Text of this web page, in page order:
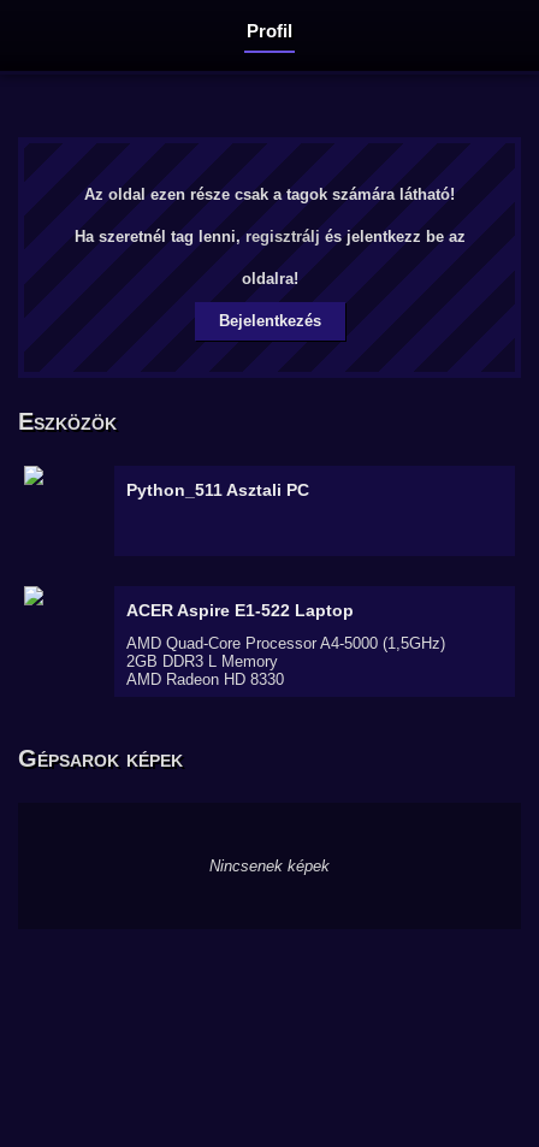
Profil
Az oldal ezen része csak a tagok számára látható!
Ha szeretnél tag lenni, regisztrálj és jelentkezz be az
oldalra!
Bejelentkezés
Eszközök
Python_511Asztali PC
ACER Aspire E1-522 Laptop
AMD Quad-Core Processor A4-5000 (1,5GHz)
2GB DDR3 L Memory
AMD Radeon HD 8330
Gépsarok képek
Nincsenek képek